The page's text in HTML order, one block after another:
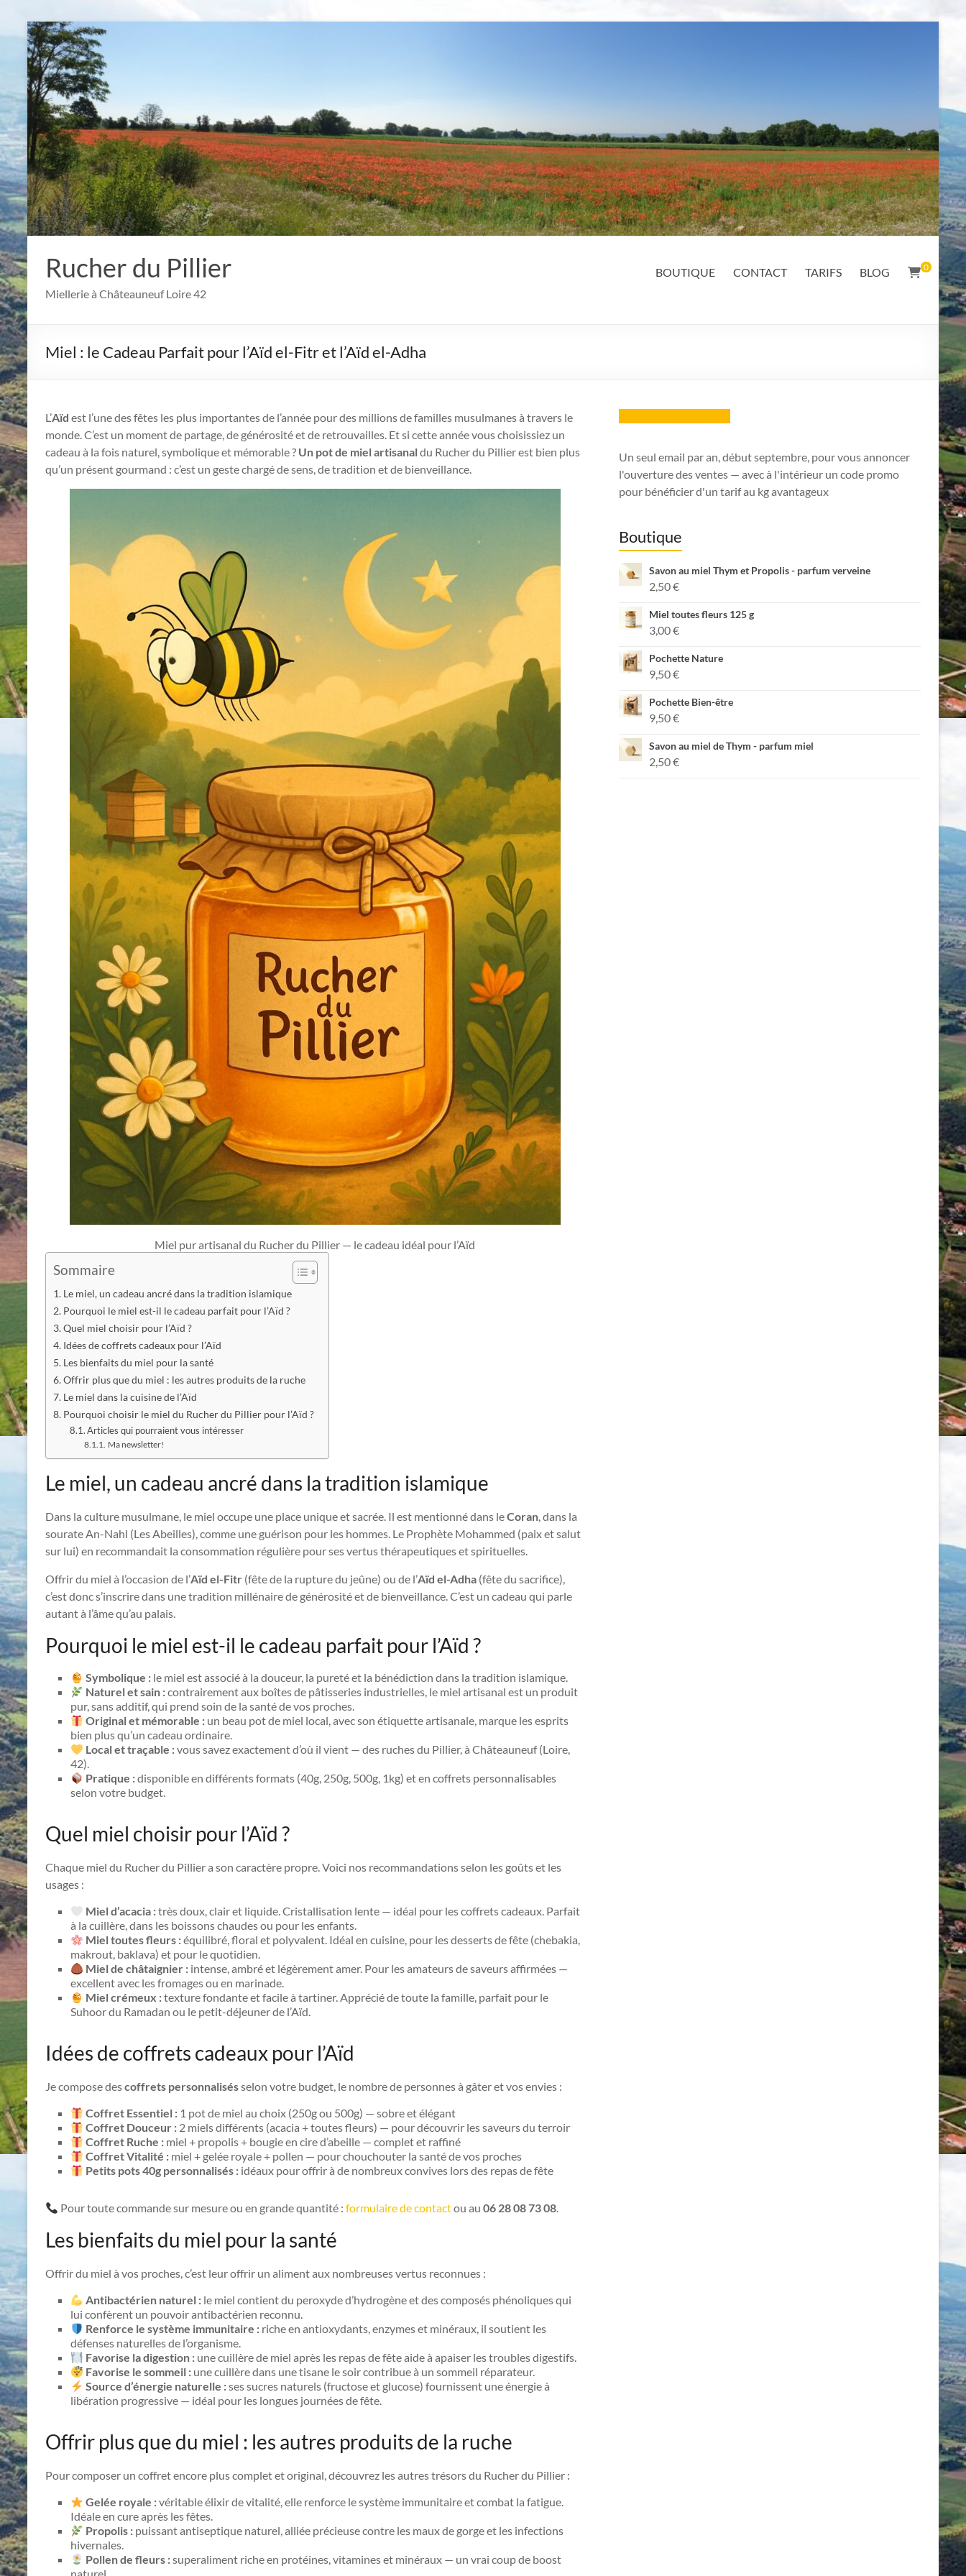
Aller
au
contenu
Rucher du Pillier
Miellerie à Châteauneuf Loire 42
0
BOUTIQUE CONTACT TARIFS BLOG
Miel : le Cadeau Parfait pour l’Aïd el-Fitr et l’Aïd el-Adha
L’Aïd est l’une des fêtes les plus importantes de l’année pour des millions de familles musulmanes à travers le
monde. C’est un moment de partage, de générosité et de retrouvailles. Et si cette année vous choisissiez un
cadeau à la fois naturel, symbolique et mémorable ? Un pot de miel artisanaldu Rucher du Pillier est bien plus
qu’un présent gourmand : c’est un geste chargé de sens, de tradition et de bienveillance.
Miel pur artisanal du Rucher du Pillier — le cadeau idéal pour l’Aïd
Sommaire
Le miel, un cadeau ancré dans la tradition islamique
Pourquoi le miel est-il le cadeau parfait pour l’Aïd ?
Quel miel choisir pour l’Aïd ?
Idées de coffrets cadeaux pour l’Aïd
Les bienfaits du miel pour la santé
Offrir plus que du miel : les autres produits de la ruche
Le miel dans la cuisine de l’Aïd
Pourquoi choisir le miel du Rucher du Pillier pour l’Aïd ?
Articles qui pourraient vous intéresser
Ma newsletter!
Le miel, un cadeau ancré dans la tradition islamique
Dans la culture musulmane, le miel occupe une place unique et sacrée. Il est mentionné dans leCoran, dans la
sourate An-Nahl (Les Abeilles), comme une guérison pour les hommes. Le Prophète Mohammed (paix et salut
sur lui) en recommandait la consommation régulière pour ses vertus thérapeutiques et spirituelles.
Offrir du miel à l’occasion de l’Aïd el-Fitr (fête de la rupture du jeûne) ou de l’Aïd el-Adha (fête du sacrifice),
c’est donc s’inscrire dans une tradition millénaire de générosité et de bienveillance. C’est un cadeau qui parle
autant à l’âme qu’au palais.
Pourquoi le miel est-il le cadeau parfait pour l’Aïd ?
Symbolique : le miel est associé à la douceur, la pureté et la bénédiction dans la tradition islamique.
Naturel et sain :contrairement aux boîtes de pâtisseries industrielles, le miel artisanal est un produit
pur, sans additif, qui prend soin de la santé de vos proches.
Original et mémorable : un beau pot de miel local, avec son étiquette artisanale, marque les esprits
bien plus qu’un cadeau ordinaire.
Local et traçable :vous savez exactement d’où il vient — des ruches du Pillier, à Châteauneuf (Loire,
42).
Pratique :disponible en différents formats (40g, 250g, 500g, 1kg) et en coffrets personnalisables
selon votre budget.
Quel miel choisir pour l’Aïd ?
Chaque miel du Rucher du Pillier a son caractère propre. Voici nos recommandations selon les goûts et les
usages :
Miel d’acacia :très doux, clair et liquide. Cristallisation lente — idéal pour les coffrets cadeaux. Parfait
à la cuillère, dans les boissons chaudes ou pour les enfants.
Miel toutes fleurs :équilibré, floral et polyvalent. Idéal en cuisine, pour les desserts de fête (chebakia,
makrout, baklava) et pour le quotidien.
Miel de châtaignier : intense, ambré et légèrement amer. Pour les amateurs de saveurs affirmées —
excellent avec les fromages ou en marinade.
Miel crémeux :texture fondante et facile à tartiner. Apprécié de toute la famille, parfait pour le
Suhoor du Ramadan ou le petit-déjeuner de l’Aïd.
Idées de coffrets cadeaux pour l’Aïd
Je compose descoffrets personnalisésselon votre budget, le nombre de personnes à gâter et vos envies :
Coffret Essentiel : 1 pot de miel au choix (250g ou 500g) — sobre et élégant
Coffret Douceur : 2 miels différents (acacia + toutes fleurs) — pour découvrir les saveurs du terroir
Coffret Ruche : miel + propolis + bougie en cire d’abeille — complet et raffiné
Coffret Vitalité : miel + gelée royale + pollen — pour chouchouter la santé de vos proches
Petits pots 40g personnalisés : idéaux pour offrir à de nombreux convives lors des repas de fête
Pour toute commande sur mesure ou en grande quantité :formulaire de contactou au06 28 08 73 08.
Les bienfaits du miel pour la santé
Offrir du miel à vos proches, c’est leur offrir un aliment aux nombreuses vertus reconnues :
Antibactérien naturel : le miel contient du peroxyde d’hydrogène et des composés phénoliques qui
lui confèrent un pouvoir antibactérien reconnu.
Renforce le système immunitaire : riche en antioxydants, enzymes et minéraux, il soutient les
défenses naturelles de l’organisme.
Favorise la digestion : une cuillère de miel après les repas de fête aide à apaiser les troubles digestifs.
Favorise le sommeil : une cuillère dans une tisane le soir contribue à un sommeil réparateur.
Source d’énergie naturelle :ses sucres naturels (fructose et glucose) fournissent une énergie à
libération progressive — idéal pour les longues journées de fête.
Offrir plus que du miel : les autres produits de la ruche
Pour composer un coffret encore plus complet et original, découvrez les autres trésors du Rucher du Pillier :
Gelée royale :véritable élixir de vitalité, elle renforce le système immunitaire et combat la fatigue.
Idéale en cure après les fêtes.
Propolis : puissant antiseptique naturel, alliée précieuse contre les maux de gorge et les infections
hivernales.
Pollen de fleurs :superaliment riche en protéines, vitamines et minéraux — un vrai coup de boost
Un seul email par an, début septembre, pour vous annoncer
l'ouverture des ventes — avec à l'intérieur un code promo
pour bénéficier d'un tarif au kg avantageux
Boutique
Savon au miel Thym et Propolis - parfum verveine
2,50€
Miel toutes fleurs 125 g
3,00€
Pochette Nature
9,50€
Pochette Bien-être
9,50€
Savon au miel de Thym - parfum miel
2,50€